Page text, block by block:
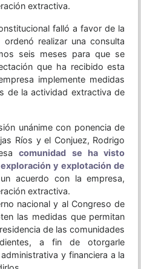
extractiva.
falló a favor de la
realizar una consulta
seis meses para que se
que ha recibido esta
implemente medidas
de la actividad extractiva de
unánime con ponencia de
Ríos y el Conjuez, Rodrigo
esacomunidad se ha visto
y explotación de
acuerdo con la empresa,
extractiva.
nacional y al Congreso de
las medidas que permitan
de las comunidades
a fin de otorgarle
y financiera a la